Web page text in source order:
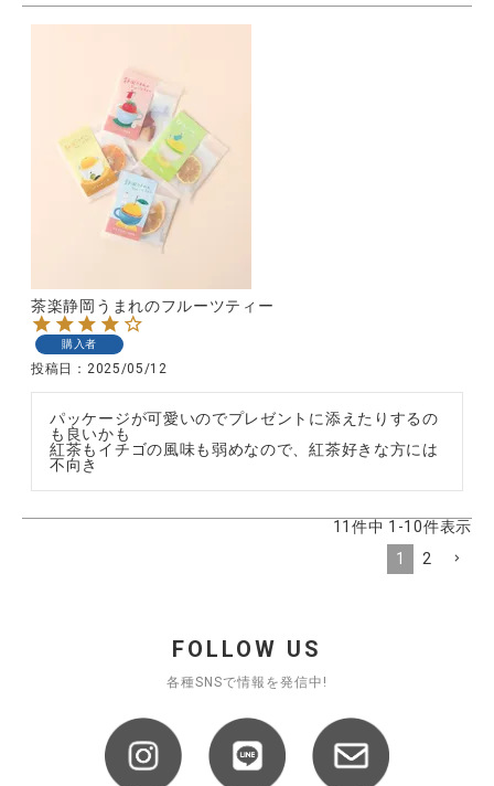
茶楽静岡うまれのフルーツティー
購入者
投稿日 2025/05/12
パッケージが可愛いのでプレゼントに添えたりするの
も良いかも
紅茶もイチゴの風味も弱めなので、紅茶好きな方には
不向き
11 件中 1 -10件表示
1
2
FOLLOW US
各種SNSで情報を発信中!